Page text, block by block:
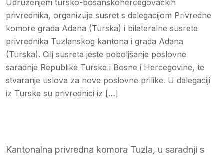
Udruženjem tursko-bosanskohercegovačkih
privrednika, organizuje susret s delegacijom Privredne
komore grada Adana (Turska) i bilateralne susrete
privrednika Tuzlanskog kantona i grada Adana
(Turska). Cilj susreta jeste poboljšanje poslovne
saradnje Republike Turske i Bosne i Hercegovine, te
stvaranje uslova za nove poslovne prilike. U delegaciji
iz Turske su privrednici iz […]
Kantonalna privredna komora Tuzla, u saradnji s